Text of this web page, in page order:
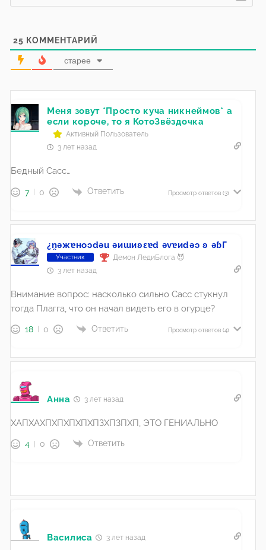
25 КОММЕНТАРИЙ
старее
Меня зовут *Просто куча никнеймов* а
если короче, то я КотоЗвёздочка
Активный Пользователь
3 лет назад
Бедный Сасс…
7 0 Ответить Просмотр ответов (3)
¿n̯ǝжɐноɔdǝu ǝиɯиʚεɐd ǝvɐиdǝɔ ʚ ǝɓГ
Участник
Демон ЛедиБлога 😈
3 лет назад
Внимание вопрос: насколько сильно Сасс стукнул
тогда Плагга, что он начал видеть его в огурце?
18 0 Ответить Просмотр ответов (4)
Анна 3 лет назад
ХАПХАХПХПХПХПХПЗХПЗПХП, ЭТО ГЕНИАЛЬНО
4 0 Ответить
Василиса 3 лет назад